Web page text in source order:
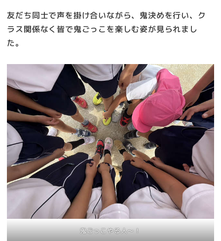
友だち同士で声を掛け合いながら、鬼決めを行い、ク
ラス関係なく皆で鬼ごっこを楽しむ姿が見られまし
た。
鬼ごっこやる人～！